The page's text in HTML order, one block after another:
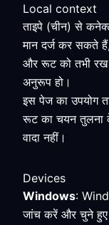
Local context
ताइपे (चीन) से
मान दर्ज कर सकते
और रूट को तभी रख
अनुरूप हो।
इस पेज का उपयोग
रूट का चयन तुलना के
वादा नहीं।
Devices
Windows:
जांच करें और चुने